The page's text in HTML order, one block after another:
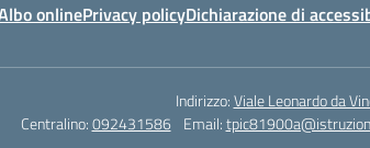
onlinePrivacy policyDichiarazione di
Indirizzo:Viale Leonardo da
Centralino:092431586 Email: